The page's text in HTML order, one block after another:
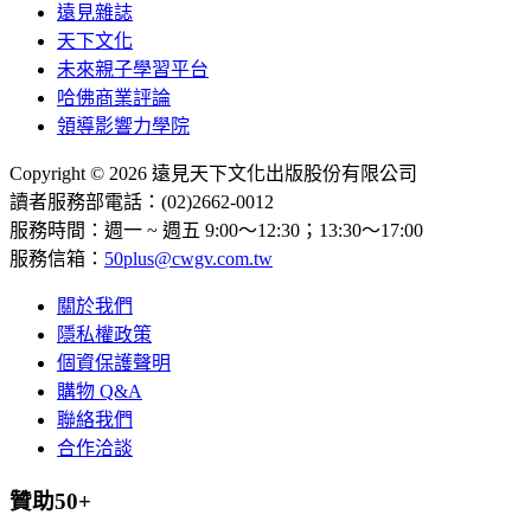
遠見雜誌
天下文化
未來親子學習平台
哈佛商業評論
領導影響力學院
Copyright © 2026 遠見天下文化出版股份有限公司
讀者服務部電話：(02)2662-0012
服務時間：週一 ~ 週五 9:00～12:30；13:30～17:00
服務信箱： 50plus@cwgv.com.tw
關於我們
隱私權政策
個資保護聲明
購物 Q&A
聯絡我們
合作洽談
贊助50+